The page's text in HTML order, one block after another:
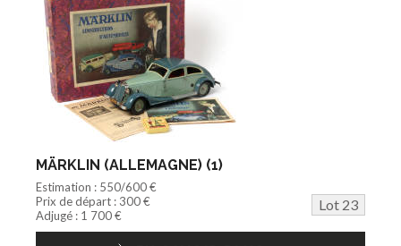
MÄRKLIN (ALLEMAGNE) (1)
Estimation : 550/600 €
Prix de départ : 300 €
Lot 23
Adjugé : 1 700 €